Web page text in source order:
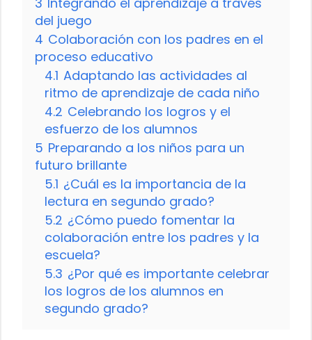
del juego
4 Colaboración con los padres en el
proceso educativo
4.1 Adaptando las actividades al
ritmo de aprendizaje de cada niño
4.2 Celebrando los logros y el
esfuerzo de los alumnos
5 Preparando a los niños para un
futuro brillante
5.1 ¿Cuál es la importancia de la
lectura en segundo grado?
5.2 ¿Cómo puedo fomentar la
colaboración entre los padres y la
escuela?
5.3 ¿Por qué es importante celebrar
los logros de los alumnos en
segundo grado?